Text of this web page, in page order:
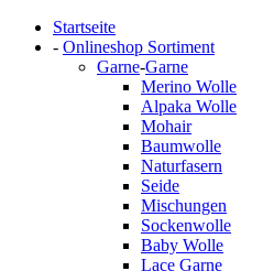
Startseite
- Onlineshop Sortiment
Garne-Garne
Merino Wolle
Alpaka Wolle
Mohair
Baumwolle
Naturfasern
Seide
Mischungen
Sockenwolle
Baby Wolle
Lace Garne